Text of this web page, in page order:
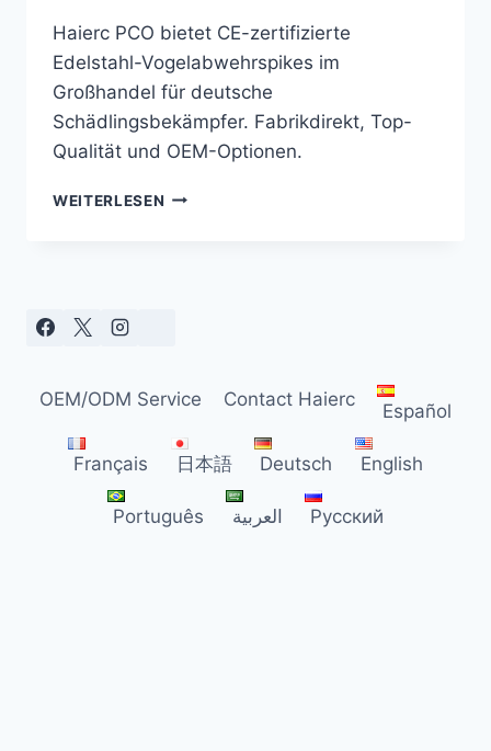
Haierc PCO bietet CE-zertifizierte
Edelstahl-Vogelabwehrspikes im
Großhandel für deutsche
Schädlingsbekämpfer. Fabrikdirekt, Top-
Qualität und OEM-Optionen.
WEITERLESEN VOGELABWEHRSPIKES
OEM/ODM Service Contact Haierc
Español
Français 日本語 Deutsch English
Português العربية Русский